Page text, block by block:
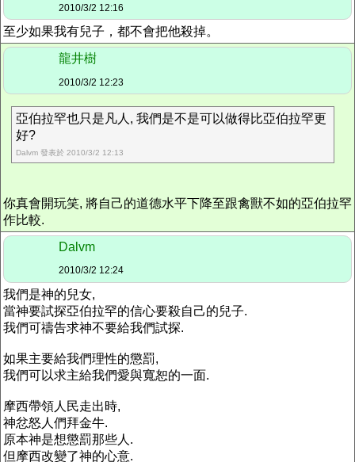
2010/3/2 12:16
至少如果我有兒子，都不會把他殺掉。
龍井樹
2010/3/2 12:23
亞伯拉罕也只是凡人, 我們是不是可以做得比亞伯拉罕更
好?
Dalvm 發表於 2010/3/2 12:13
你真會開玩笑, 將自己的道德水平下降至跟禽獸不如的亞伯拉罕
作比較.
Dalvm
2010/3/2 12:24
我們是神的兒女,
當神要試探亞伯拉罕的信心要殺自己的兒子.
我們可禱告求神不要給我們試探.
如果主要給我們理性的懲罰,
我們可以求主給我們愛與寬恕的一面.
摩西帶領人民走出時,
神忿怒人們拜金牛.
原本神是想懲罰那些人.
但摩西改變了神的心意.